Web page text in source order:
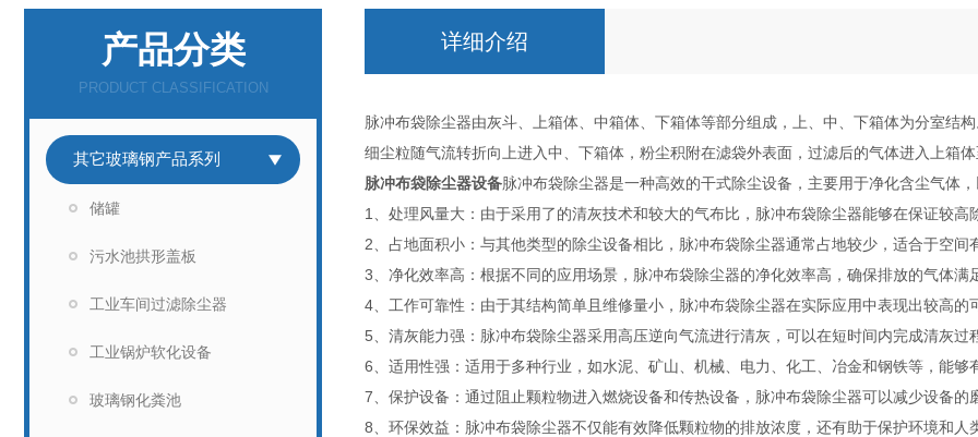
产品分类
PRODUCT CLASSIFICATION
其它玻璃钢产品系列
储罐
污水池拱形盖板
工业车间过滤除尘器
工业锅炉软化设备
玻璃钢化粪池
详细介绍
脉冲布袋除尘器由灰斗、上箱体、中箱体、下箱体等部分组成，上、中、下箱体为分室结
细尘粒随气流转折向上进入中、下箱体，粉尘积附在滤袋外表面，过滤后的气体进入上箱
脉冲布袋除尘器设备脉冲布袋除尘器是一种高效的干式除尘设备，主要用于净化含尘气体
1、处理风量大：由于采用了的清灰技术和较大的气布比，脉冲布袋除尘器能够在保证较
2、占地面积小：与其他类型的除尘设备相比，脉冲布袋除尘器通常占地较少，适合于空间
3、净化效率高：根据不同的应用场景，脉冲布袋除尘器的净化效率高，确保排放的气体满
4、工作可靠性：由于其结构简单且维修量小，脉冲布袋除尘器在实际应用中表现出较高的
5、清灰能力强：脉冲布袋除尘器采用高压逆向气流进行清灰，可以在短时间内完成清灰过
6、适用性强：适用于多种行业，如水泥、矿山、机械、电力、化工、冶金和钢铁等，能够
7、保护设备：通过阻止颗粒物进入燃烧设备和传热设备，脉冲布袋除尘器可以减少设备
8、环保效益：脉冲布袋除尘器不仅能有效降低颗粒物的排放浓度，还有助于保护环境和人